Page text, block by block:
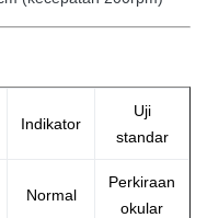
Indikator
Uji
standar
Normal
Perkiraan
okular